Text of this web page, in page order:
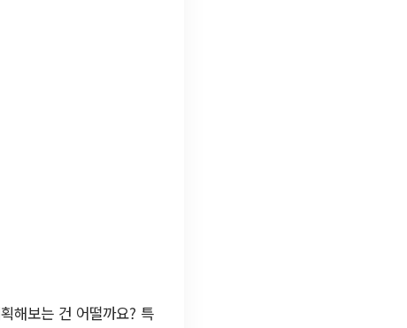
해보는 건 어떨까요? 특